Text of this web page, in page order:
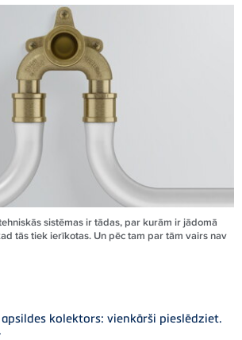
sistēmas ir tādas, par kurām ir jādomā
tās tiek ierīkotas. Un pēc tam par tām vairs nav
kolektors: vienkārši pieslēdziet.